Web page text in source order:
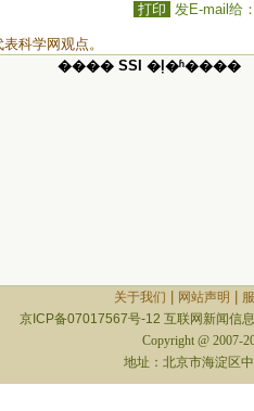
打印 发E-mail给
科学网观点。
���� SSI �ļ�ʱ����
关于我们 网站声明
京ICP备07017567号-12 互联网新闻信
Copyright @ 2007-
地址：北京市海淀区